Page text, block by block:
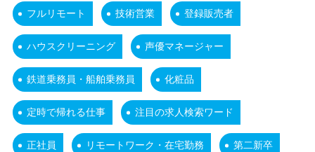
フルリモート 技術営業 登録販売者
ハウスクリーニング 声優マネージャー
鉄道乗務員・船舶乗務員 化粧品
定時で帰れる仕事 注目の求人検索ワード
正社員 リモートワーク・在宅勤務 第二新卒